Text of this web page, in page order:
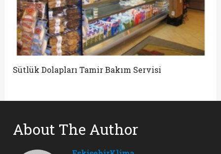
Sütlük Dolapları Tamir Bakım Servisi
About The Author